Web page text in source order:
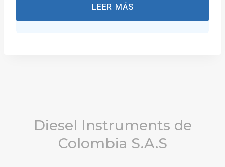
LEER MÁS
Diesel Instruments de
Colombia S.A.S